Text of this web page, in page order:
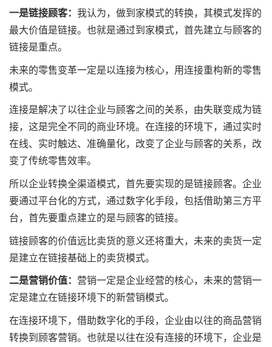
一是链接顾客： 我认为，做到家模式的转换，其模式发挥的
最大价值是链接。也就是通过到家模式，首先建立与顾客的
链接是重点。
未来的零售变革一定是以连接为核心，用连接重构新的零售
模式。
连接是解决了以往企业与顾客之间的关系，由失联变成为链
接，这是完全不同的商业环境。在连接的环境下，通过实时
在线、实时触达、准确量化，改变了企业与顾客的关系，改
变了传统零售效率。
所以企业转换全渠道模式，首先要实现的是链接顾客。企业
要通过平台化的方式，通过数字化手段，包括借助第三方平
台，首先要重点建立的是与顾客的链接。
链接顾客的价值远比卖货的意义还将重大，未来的卖货一定
是建立在链接基础上的卖货模式。
二是营销价值： 营销一定是企业经营的核心，未来的营销一
定是建立在链接环境下的新营销模式。
在连接环境下，借助数字化的手段，企业由以往的商品营销
转换到顾客营销。也就是以往在没有连接的环境下，企业是